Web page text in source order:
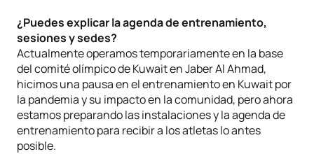
¿Puedes explicar la agenda de entrenamiento,
sesiones y sedes?
Actualmente operamos temporariamente en la base
del comité olímpico de Kuwait en Jaber Al Ahmad,
hicimos una pausa en el entrenamiento en Kuwait por
la pandemia y su impacto en la comunidad, pero ahora
estamos preparando las instalaciones y la agenda de
entrenamiento para recibir a los atletas lo antes
posible.